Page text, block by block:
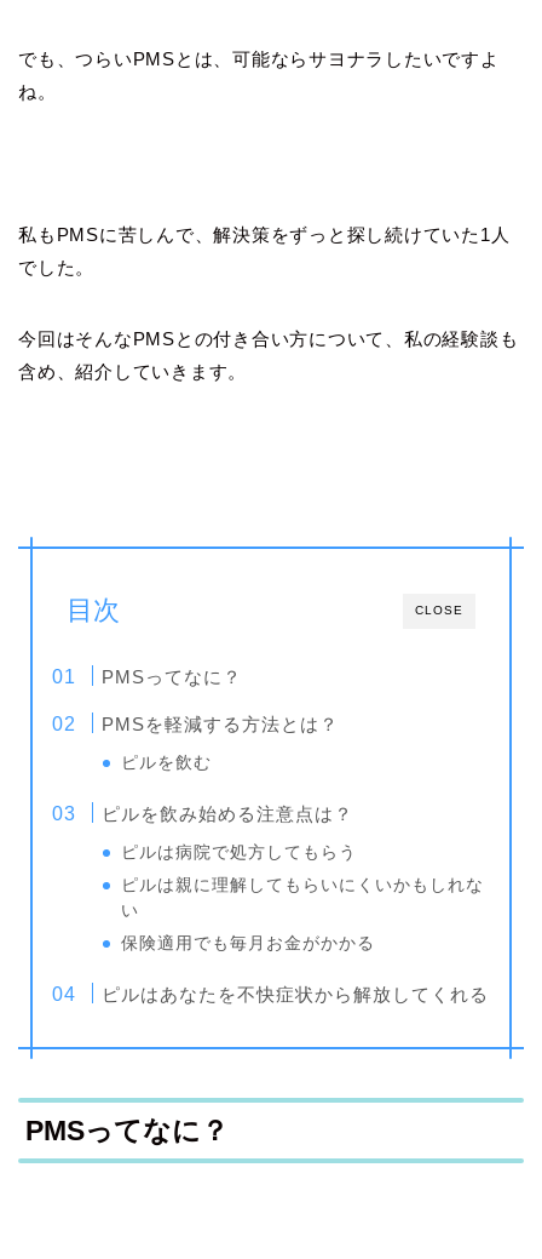
でも、つらいPMSとは、可能ならサヨナラしたいですよ
ね。
私もPMSに苦しんで、解決策をずっと探し続けていた1人
でした。
今回はそんなPMSとの付き合い方について、私の経験談も
含め、紹介していきます。
CLOSE
目次
PMSってなに？
PMSを軽減する方法とは？
ピルを飲む
ピルを飲み始める注意点は？
ピルは病院で処方してもらう
ピルは親に理解してもらいにくいかもしれな
い
保険適用でも毎月お金がかかる
ピルはあなたを不快症状から解放してくれる
PMSってなに？